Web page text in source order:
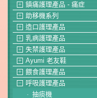
＋ 鎮痛護理產品 - 痛症
＋ 助移機系列
＋ 造口護理產品
＋ 乳病護理產品
＋ 失禁護理產品
＋ Ayumi 老友鞋
＋ 餵食護理產品
－ 呼吸護理產品
- 抽痰機